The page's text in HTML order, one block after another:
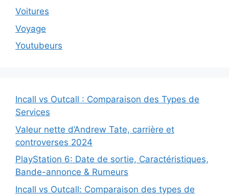
Voitures
Voyage
Youtubeurs
Incall vs Outcall : Comparaison des Types de
Services
Valeur nette d’Andrew Tate, carrière et
controverses 2024
PlayStation 6: Date de sortie, Caractéristiques,
Bande-annonce & Rumeurs
Incall vs Outcall: Comparaison des types de